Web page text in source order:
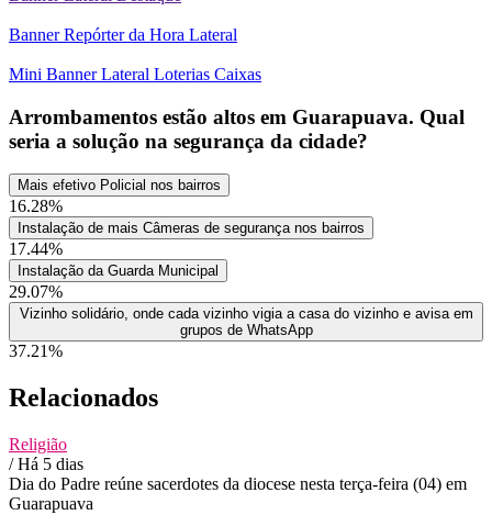
Banner Repórter da Hora Lateral
Mini Banner Lateral Loterias Caixas
Arrombamentos estão altos em Guarapuava. Qual
seria a solução na segurança da cidade?
Mais efetivo Policial nos bairros
16.28%
Instalação de mais Câmeras de segurança nos bairros
17.44%
Instalação da Guarda Municipal
29.07%
Vizinho solidário, onde cada vizinho vigia a casa do vizinho e avisa em
grupos de WhatsApp
37.21%
Relacionados
Religião
/ Há 5 dias
Dia do Padre reúne sacerdotes da diocese nesta terça-feira (04) em
Guarapuava